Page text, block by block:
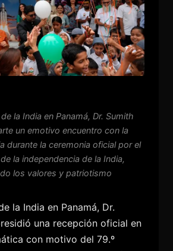
la India en Panamá, Dr. Sumith
un emotivo encuentro con la
durante la ceremonia oficial por el
la independencia de la India,
los valores y patriotismo
la India en Panamá, Dr.
una recepción oficial en
con motivo del 79.º